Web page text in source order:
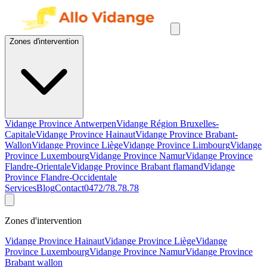
Zones d'intervention
Vidange Province AntwerpenVidange Région Bruxelles-
CapitaleVidange Province HainautVidange Province Brabant-
WallonVidange Province LiègeVidange Province LimbourgVidange
Province LuxembourgVidange Province NamurVidange Province
Flandre-OrientaleVidange Province Brabant flamandVidange
Province Flandre-Occidentale
ServicesBlogContact0472/78.78.78
Zones d'intervention
Vidange Province HainautVidange Province LiègeVidange
Province LuxembourgVidange Province NamurVidange Province
Brabant wallon